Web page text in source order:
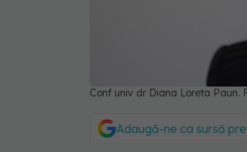
Conf univ dr Diana Loreta Paun.
Adaugă-ne ca sursă